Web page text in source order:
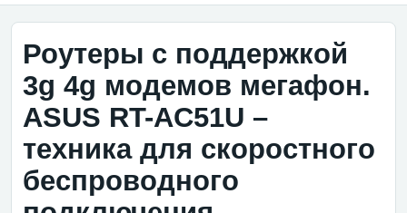
Роутеры с поддержкой
3g 4g модемов мегафон.
ASUS RT-AC51U –
техника для скоростного
беспроводного